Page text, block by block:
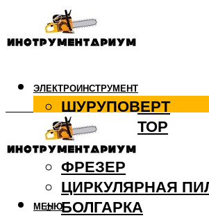
ЭЛЕКТРОИНСТРУМЕНТ
ШУРУПОВЕРТ
ПЕРФОРАТОР
ДРЕЛЬ
ФРЕЗЕР
ЦИРКУЛЯРНАЯ
БОЛГАРКА
МЕНЮ